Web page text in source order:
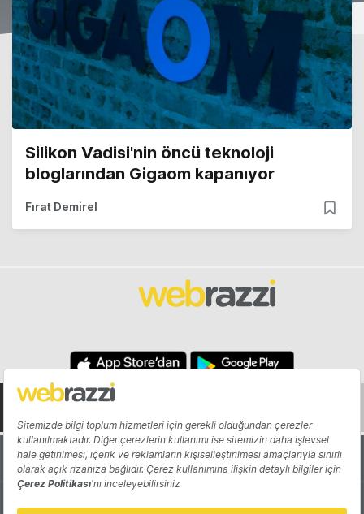
Silikon Vadisi'nin öncü teknoloji
bloglarından Gigaom kapanıyor
Fırat Demirel
Hakkında Yazarlar
Katkıda Bulun Reklam